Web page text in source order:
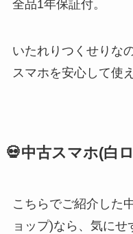
全品1年保証付。
いたれりつくせりな
スマホを安心して使
💀中古スマホ(白
こちらでご紹介した
ョップ)なら、気にせ